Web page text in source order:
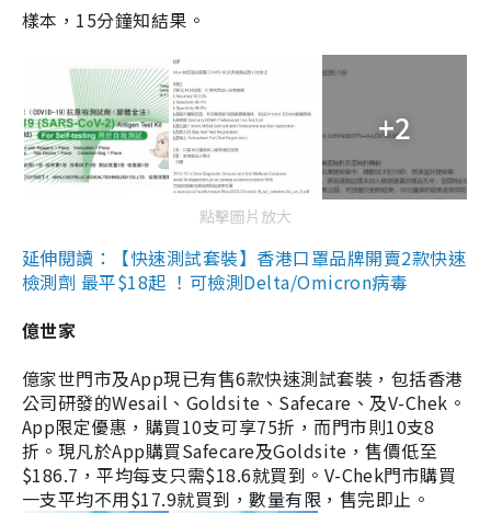
樣本，15分鐘知結果。
+2
點擊圖片放大
延伸閱讀：【快速測試套裝】香港口罩品牌開賣2款快速
檢測劑 最平$18起 ！可檢測Delta/Omicron病毒
億世家
億家世門市及App現已有售6款快速測試套裝，包括香港
公司研發的Wesail、Goldsite、Safecare、及V-Chek。
App限定優惠，購買10支可享75折，而門市則10支8
折。現凡於App購買Safecare及Goldsite，售價低至
$186.7，平均每支只需$18.6就買到。V-Chek門市購買
一支平均不用$17.9就買到，數量有限，售完即止。